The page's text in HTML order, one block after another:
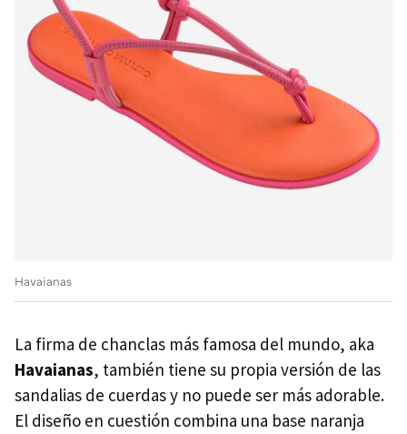
Havaianas
La firma de chanclas más famosa del mundo, aka
Havaianas, también tiene su propia versión de las
sandalias de cuerdas y no puede ser más adorable.
El diseño en cuestión combina una base naranja